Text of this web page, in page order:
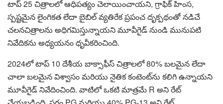
టాప్ 25 చిత్రాలలో ఆధిపత్యం చెలాయించాయని, గ్రాఫిక్ హింస,
స్పష్టమైన లైంగికత లేదా బైబిల్ వ్యతిరేక ప్రపంచ దృక్పథంతో నడిచే
చలనచిత్రాలను అధిగమిస్తున్నాయని మూవీగైడ్ నుండి మునుపటి
నివేదికను అధ్యయనం ధృవీకరించింది.
2024లో టాప్ 10 దేశీయ బాక్సాఫీస్ చిత్రాలలో 80% బలమైన లేదా
చాలా బలమైన విశ్వాసం మరియు నైతిక కంటెంట్‌ను కలిగి ఉన్నాయని
మూవీగైడ్ నివేదించింది. వాటిలో ఒకటి మాత్రమే R అని రేట్